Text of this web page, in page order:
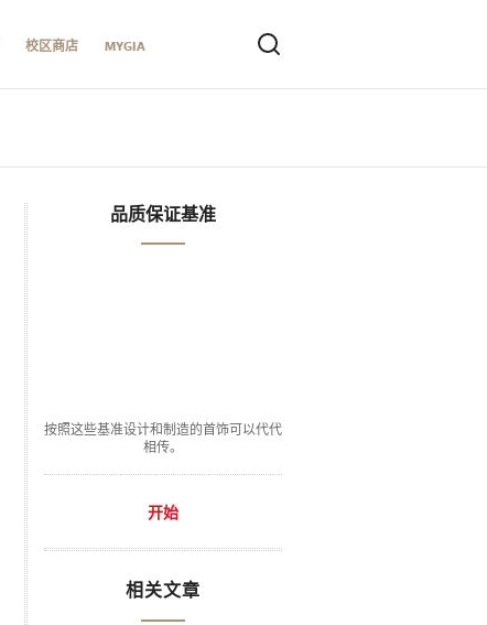
校区商店 MYGIA
品质保证基准
按照这些基准设计和制造的首饰可以代代
相传。
开始
相关文章